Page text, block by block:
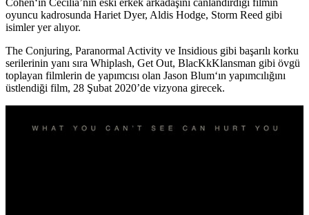
oyuncu kadrosunda Hariet Dyer, Aldis Hodge, Storm Reed gibi
isimler yer alıyor.
The Conjuring, Paranormal Activity ve Insidious gibi başarılı korku
serilerinin yanı sıra Whiplash, Get Out, BlacKkKlansman gibi övgü
toplayan filmlerin de yapımcısı olan Jason Blum‘ın yapımcılığını
üstlendiği film, 28 Şubat 2020’de vizyona girecek.